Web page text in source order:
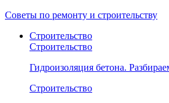
Советы по ремонту и строительству
Строительство
Строительство
Гидроизоляция бетона.
Строительство